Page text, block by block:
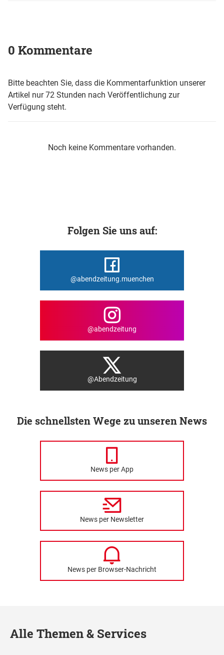
0 Kommentare
Bitte beachten Sie, dass die Kommentarfunktion unserer
Artikel nur 72 Stunden nach Veröffentlichung zur
Verfügung steht.
Noch keine Kommentare vorhanden.
Folgen Sie uns auf:
@abendzeitung.muenchen
@abendzeitung
@Abendzeitung
Die schnellsten Wege zu unseren News
News per App
News per Newsletter
News per Browser-Nachricht
Alle Themen & Services